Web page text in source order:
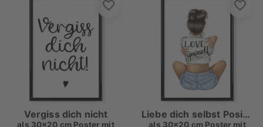
Vergiss dich nicht
als 30x20 cm Poster mit
Liebe dich selbst Positives Denken
als 30x20 cm Poster mit